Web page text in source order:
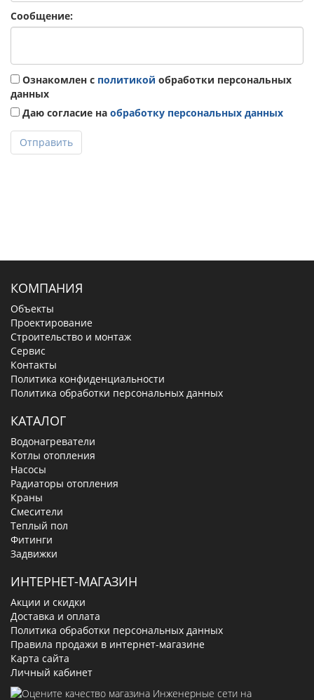
Сообщение:
Ознакомлен с политикой обработки персональных
данных
Даю согласие на обработку персональных данных
Отправить
КОМПАНИЯ
Объекты
Проектирование
Строительство и монтаж
Сервис
Контакты
Политика конфиденциальности
Политика обработки персональных данных
КАТАЛОГ
Водонагреватели
Котлы отопления
Насосы
Радиаторы отопления
Краны
Смесители
Теплый пол
Фитинги
Задвижки
ИНТЕРНЕТ-МАГАЗИН
Акции и скидки
Доставка и оплата
Политика обработки персональных данных
Правила продажи в интернет-магазине
Карта сайта
Личный кабинет